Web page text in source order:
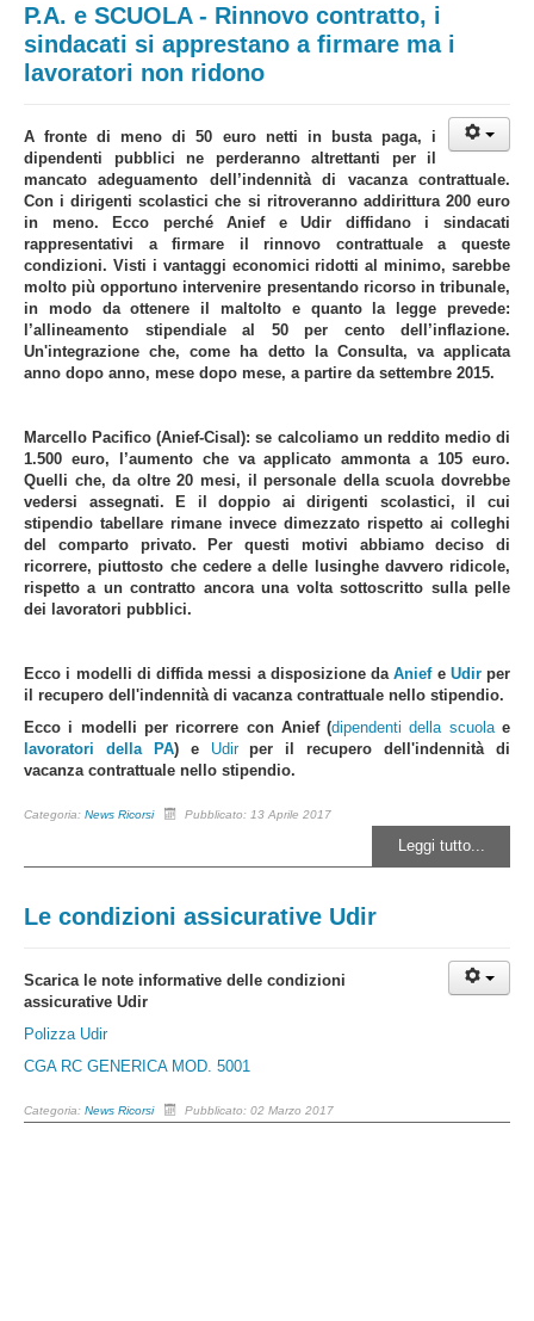
P.A. e SCUOLA - Rinnovo contratto, i
sindacati si apprestano a firmare ma i
lavoratori non ridono
A fronte di meno di 50 euro netti in busta paga, i
dipendenti pubblici ne perderanno altrettanti per il
mancato adeguamento dell’indennità di vacanza contrattuale.
Con i dirigenti scolastici che si ritroveranno addirittura 200 euro
in meno. Ecco perché Anief e Udir diffidano i sindacati
rappresentativi a firmare il rinnovo contrattuale a queste
condizioni. Visti i vantaggi economici ridotti al minimo, sarebbe
molto più opportuno intervenire presentando ricorso in tribunale,
in modo da ottenere il maltolto e quanto la legge prevede:
l’allineamento stipendiale al 50 per cento dell’inflazione.
Un'integrazione che, come ha detto la Consulta, va applicata
anno dopo anno, mese dopo mese, a partire da settembre 2015.
Marcello Pacifico (Anief-Cisal): se calcoliamo un reddito medio di
1.500 euro, l’aumento che va applicato ammonta a 105 euro.
Quelli che, da oltre 20 mesi, il personale della scuola dovrebbe
vedersi assegnati. E il doppio ai dirigenti scolastici, il cui
stipendio tabellare rimane invece dimezzato rispetto ai colleghi
del comparto privato. Per questi motivi abbiamo deciso di
ricorrere, piuttosto che cedere a delle lusinghe davvero ridicole,
rispetto a un contratto ancora una volta sottoscritto sulla pelle
dei lavoratori pubblici.
Ecco i modelli di diffida messi a disposizione daAnief e Udirper
il recupero dell'indennità di vacanza contrattuale nello stipendio.
Ecco i modelli per ricorrere con Anief (dipendenti della scuola e
lavoratori della PA) e Udir
per il recupero dell'indennità di
vacanza contrattuale nello stipendio.
Categoria: News Ricorsi Pubblicato: 13 Aprile 2017
Leggi tutto...
Le condizioni assicurative Udir
Scarica le note informative delle condizioni
assicurative Udir
Polizza Udir
CGA RC GENERICA MOD. 5001
Categoria: News Ricorsi Pubblicato: 02 Marzo 2017